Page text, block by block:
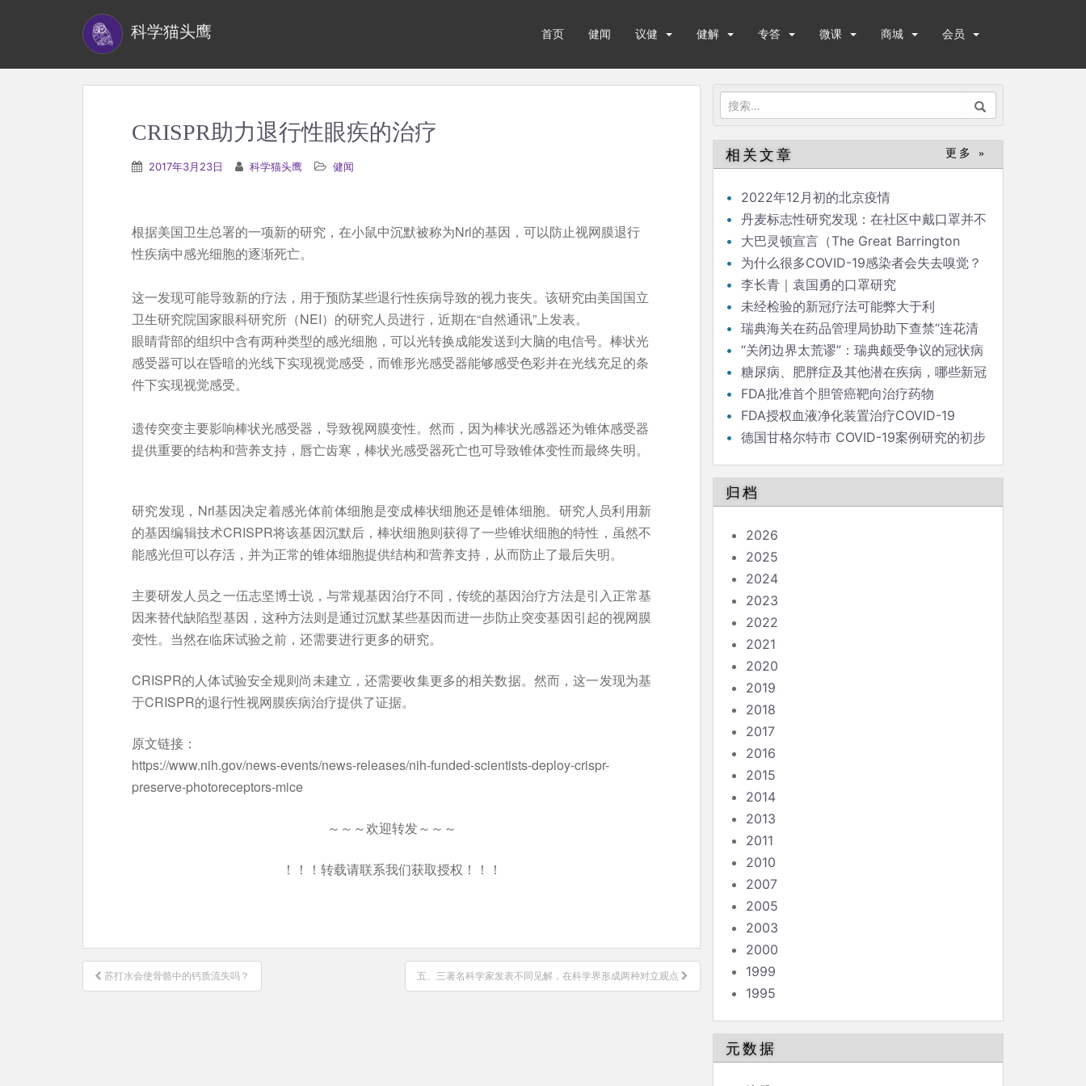
科学猫头鹰 首页 健闻 议健 健解 专答 微课 商城 会员
搜
索：
CRISPR助力退行性眼疾的治疗
2017年3月23日 科学猫头鹰 健闻
根据美国卫生总署的一项新的研究，在小鼠中沉默被称为Nrl的基因，可以防止视网膜退行
性疾病中感光细胞的逐渐死亡。
这一发现可能导致新的疗法，用于预防某些退行性疾病导致的视力丧失。该研究由美国国立
卫生研究院国家眼科研究所（NEI）的研究人员进行，近期在“自然通讯”上发表。
眼睛背部的组织中含有两种类型的感光细胞，可以光转换成能发送到大脑的电信号。棒状光
感受器可以在昏暗的光线下实现视觉感受，而锥形光感受器能够感受色彩并在光线充足的条
件下实现视觉感受。
遗传突变主要影响棒状光感受器，导致视网膜变性。然而，因为棒状光感器还为锥体感受器
提供重要的结构和营养支持，唇亡齿寒，棒状光感受器死亡也可导致锥体变性而最终失明。
研究发现，Nrl基因决定着感光体前体细胞是变成棒状细胞还是锥体细胞。研究人员利用新
的基因编辑技术CRISPR将该基因沉默后，棒状细胞则获得了一些锥状细胞的特性，虽然不
能感光但可以存活，并为正常的锥体细胞提供结构和营养支持，从而防止了最后失明。
主要研发人员之一伍志坚博士说，与常规基因治疗不同，传统的基因治疗方法是引入正常基
因来替代缺陷型基因，这种方法则是通过沉默某些基因而进一步防止突变基因引起的视网膜
变性。当然在临床试验之前，还需要进行更多的研究。
CRISPR的人体试验安全规则尚未建立，还需要收集更多的相关数据。然而，这一发现为基
于CRISPR的退行性视网膜疾病治疗提供了证据。
原文链接：
https://www.nih.gov/news-events/news-releases/nih-funded-scientists-deploy-crispr-
preserve-photoreceptors-mice
～～～欢迎转发～～～
！！！转载请联系我们获取授权！！！
文
章
苏打水会使骨骼中的钙质流失吗？ 五、三著名科学家发表不同见解，在科学界形成两种对立观点
相关文章 更多 »
2022年12月初的北京疫情
丹麦标志性研究发现：在社区中戴口罩并不
能显著降低（新冠）感染率
大巴灵顿宣言（The Great Barrington
Declaration）
为什么很多COVID-19感染者会失去嗅觉？
李长青｜袁国勇的口罩研究
未经检验的新冠疗法可能弊大于利
瑞典海关在药品管理局协助下查禁“连花清
瘟”“关闭边界太荒谬”：瑞典颇受争议的冠状病
毒策略背后的流行病学家
糖尿病、肥胖症及其他潜在疾病，哪些新冠
患者最危险？
FDA批准首个胆管癌靶向治疗药物
FDA授权血液净化装置治疗COVID-19
德国甘格尔特市 COVID-19案例研究的初步
归档
2026
2025
2024
2023
2022
2021
2020
2019
2018
2017
2016
2015
2014
2013
2011
2010
2007
2005
2003
2000
1999
1995
元数据